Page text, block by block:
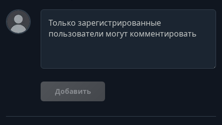
Комментарий
Добавить